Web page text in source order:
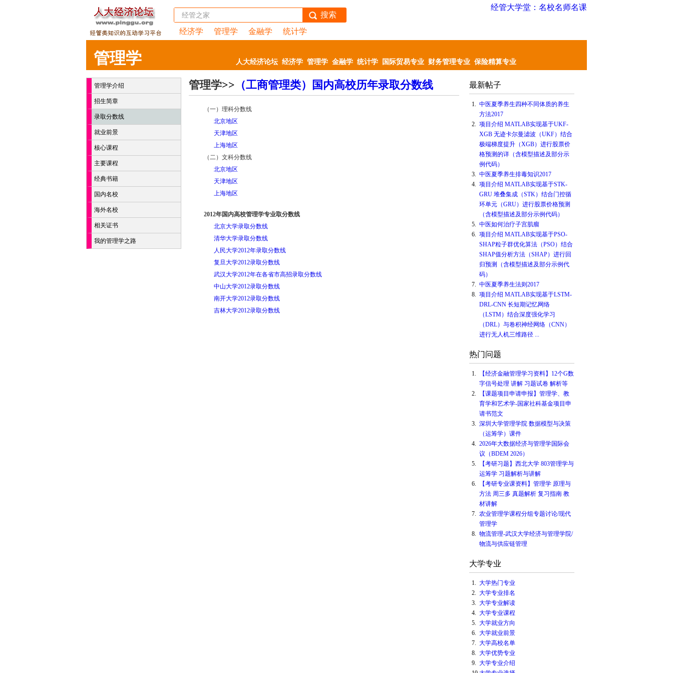
搜索
经济学
管理学 金融学 统计学
经管大学堂：名校名师名课
管理学 人大经济论坛 经济学 管理学 金融学 统计学 国际贸易专业 财务管理专业 保险精算专业
管理学介绍
招生简章
录取分数线
就业前景
核心课程
主要课程
经典书籍
国内名校
海外名校
相关证书
我的管理学之路
管理学>> （工商管理类）国内高校历年录取分数线
（一）理科分数线
北京地区
天津地区
上海地区
（二）文科分数线
北京地区
天津地区
上海地区
2012年国内高校管理学专业取分数线
北京大学录取分数线
清华大学录取分数线
人民大学2012年录取分数线
复旦大学2012录取分数线
武汉大学2012年在各省市高招录取分数线
中山大学2012录取分数线
南开大学2012录取分数线
吉林大学2012录取分数线
最新帖子
1. 中医夏季养生四种不同体质的养生
方法2017
2. 项目介绍 MATLAB实现基于UKF-
XGB 无迹卡尔曼滤波（UKF）结合
极端梯度提升（XGB）进行股票价
格预测的详（含模型描述及部分示
例代码）
3. 中医夏季养生排毒知识2017
4. 项目介绍 MATLAB实现基于STK-
GRU 堆叠集成（STK）结合门控循
环单元（GRU）进行股票价格预测
（含模型描述及部分示例代码）
5. 中医如何治疗子宫肌瘤
6. 项目介绍 MATLAB实现基于PSO-
SHAP粒子群优化算法（PSO）结合
SHAP值分析方法（SHAP）进行回
归预测（含模型描述及部分示例代
码）
7. 中医夏季养生法则2017
8. 项目介绍 MATLAB实现基于LSTM-
DRL-CNN 长短期记忆网络
（LSTM）结合深度强化学习
（DRL）与卷积神经网络（CNN）
进行无人机三维路径 ...
热门问题
1.
【经济金融管理学习资料】12个G数
字信号处理 讲解 习题试卷 解析等
2.
【课题项目申请申报】管理学、教
育学和艺术学-国家社科基金项目申
请书范文
3. 深圳大学管理学院 数据模型与决策
（运筹学）课件
4. 2026年大数据经济与管理学国际会
议（BDEM 2026）
5.
【考研习题】西北大学 803管理学与
运筹学 习题解析与讲解
6.
【考研专业课资料】管理学 原理与
方法 周三多 真题解析 复习指南 教
材讲解
7. 农业管理学课程分组专题讨论/现代
管理学
8. 物流管理-武汉大学经济与管理学院/
物流与供应链管理
大学专业
1. 大学热门专业
2. 大学专业排名
3. 大学专业解读
4. 大学专业课程
5. 大学就业方向
6. 大学就业前景
7. 大学高校名单
8. 大学优势专业
9. 大学专业介绍